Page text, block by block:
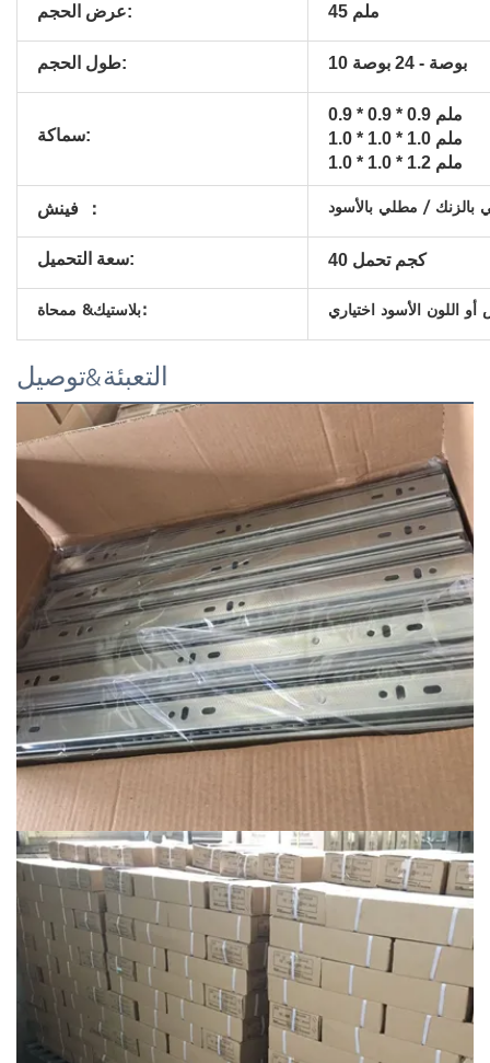
عرض الحجم: 45 ملم
طول الحجم: 10 بوصة - 24 بوصة
سماكة:
0.9 * 0.9 * 0.9 ملم
1.0 * 1.0 * 1.0 ملم
1.0 * 1.0 * 1.2 ملم
فينش ： بالزنك / مطلي بالأسود
سعة التحميل: 40 كجم تحمل
بلاستيك& ممحاة: أو اللون الأسود اختياري
التعبئة&توصيل